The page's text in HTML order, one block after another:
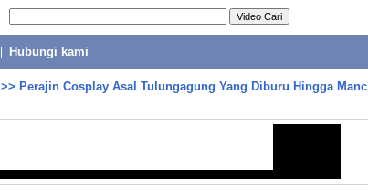
Hubungi kami
>> Perajin Cosplay Asal Tulungagung Yang Diburu Hingga Manc